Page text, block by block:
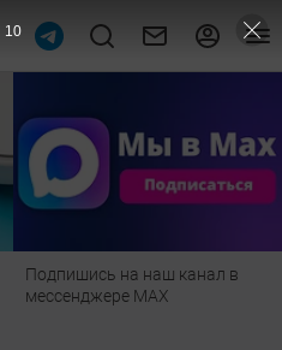
Подпишись на наш канал в
мессенджере МАХ
10